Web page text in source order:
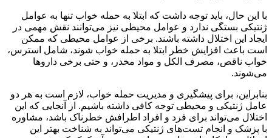
با این حال، باید توجه داشت که ابتلا به حمله خواب تنها به عوامل
ژنتیکی بستگی ندارد و عوامل محیطی نیز می‌توانند نقش مهمی در
ایجاد این اختلال داشته باشند. برخی از عوامل محیطی که ممکن
است باعث افزایش خطر ابتلا به حمله خواب شوند، شامل استرس،
خواب ناقص، مصرف الکل و مواد مخدر، و حتی برخی داروها
می‌شوند.
بنابراین، برای پیشگیری و مدیریت حمله خواب، لازم است به هر دو
عامل ژنتیکی و محیطی توجه کافی داشته باشیم. از آنجایی که این
اختلال می‌تواند برای فرد و افراد اطرافش خطرناک باشد، مشاوره
با پزشک و انجام تست‌های ژنتیکی می‌تواند به شناخت بهتر این